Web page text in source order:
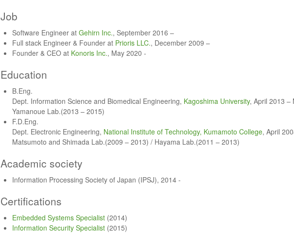
Job
Software Engineer at Gehirn Inc., September 2016 –
Full stack Engineer & Founder at Prioris LLC., December 2009 –
Founder & CEO at Konoris Inc., May 2020 -
Education
B.Eng.
Dept. Information Science and Biomedical Engineering, Kagoshima University, April 2013 –
Yamanoue Lab.(2013 – 2015)
F.D.Eng.
Dept. Electronic Engineering, National Institute of Technology, Kumamoto College, April
Matsumoto and Shimada Lab.(2009 – 2013) / Hayama Lab.(2011 – 2013)
Academic society
Information Processing Society of Japan (IPSJ), 2014 -
Certifications
Embedded Systems Specialist (2014)
Information Security Specialist (2015)